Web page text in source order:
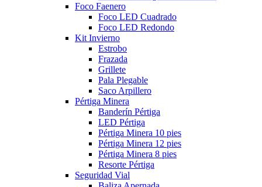
Foco Faenero
Foco LED Cuadrado
Foco LED Redondo
Kit Invierno
Estrobo
Frazada
Grillete
Pala Plegable
Saco Arpillero
Pértiga Minera
Banderín Pértiga
LED Pértiga
Pértiga Minera 10 pies
Pértiga Minera 12 pies
Pértiga Minera 8 pies
Resorte Pértiga
Seguridad Vial